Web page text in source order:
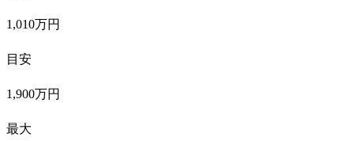
1,010万円
目安
1,900万円
最大